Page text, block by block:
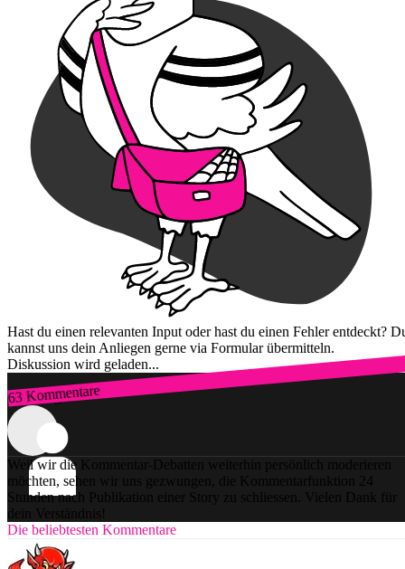
Hast du einen relevanten Input oder hast du einen Fehler entdeckt?
kannst uns dein Anliegen gerne via Formular übermitteln.
Diskussion wird geladen...
63 Kommentare
Zum Login
Weil wir die Kommentar-Debatten weiterhin persönlich moderieren
möchten, sehen wir uns gezwungen, die Kommentarfunktion 24
Stunden nach Publikation einer Story zu schliessen. Vielen Dank für
dein Verständnis!
Die beliebtesten Kommentare